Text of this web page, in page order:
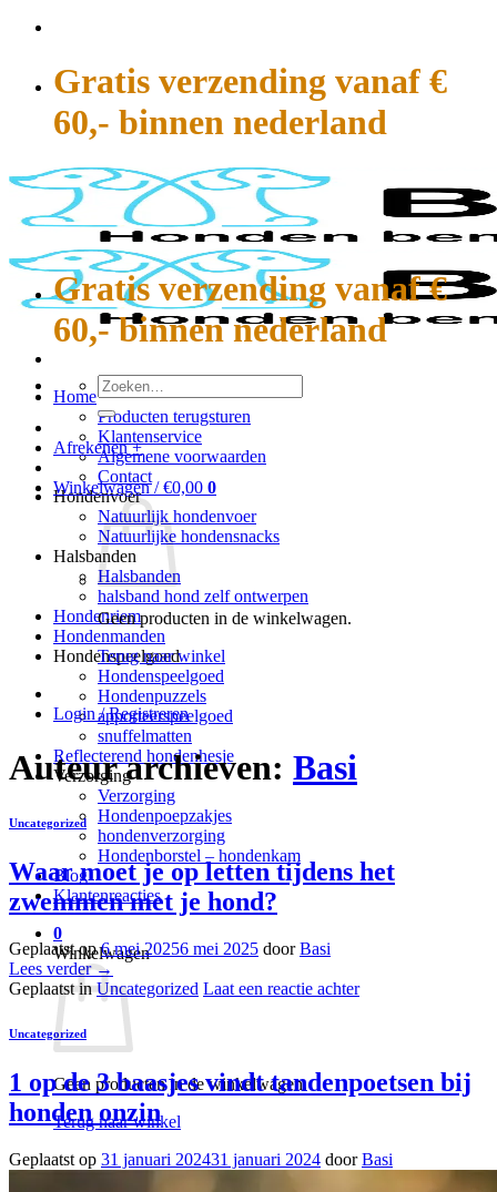
Gratis verzending vanaf €
60,- binnen nederland
Home
Producten terugsturen
Klantenservice
Algemene voorwaarden
Contact
Hondenvoer
Natuurlijk hondenvoer
Natuurlijke hondensnacks
Halsbanden
Halsbanden
halsband hond zelf ontwerpen
Hondenriem
Hondenmanden
Hondenspeelgoed
Hondenspeelgoed
Hondenpuzzels
apporteerspeelgoed
snuffelmatten
Reflecterend hondenhesje
Verzorging
Verzorging
Hondenpoepzakjes
hondenverzorging
Hondenborstel – hondenkam
Blog
Klantenreacties
0
Winkelwagen
Geen producten in de winkelwagen.
Terug naar winkel
Gratis verzending vanaf €
60,- binnen nederland
Zoeken
naar:
Afrekenen +
Winkelwagen /€0,00 0
Geen producten in de winkelwagen.
Terug naar winkel
Login / Registreren
Auteur archieven: Basi
Uncategorized
Waar moet je op letten tijdens het
zwemmen met je hond?
Geplaatst op6 mei 20256 mei 2025 doorBasi
Lees verder→
Geplaatst inUncategorized Laat een reactie achter
Uncategorized
1 op de 3 baasjes vindt tandenpoetsen bij
honden onzin
Geplaatst op 31 januari 202431 januari 2024 doorBasi